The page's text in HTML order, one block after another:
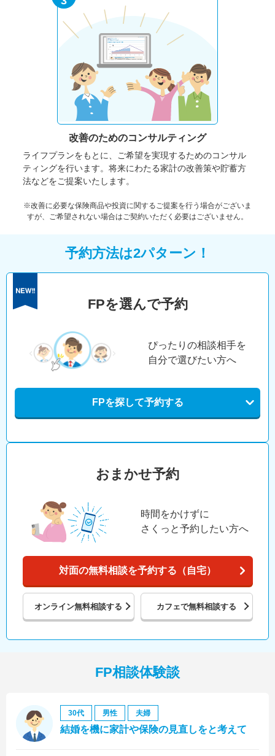
改善のためのコンサルティング
ライフプランをもとに、ご希望を実現するためのコンサル
ティングを行います。将来にわたる家計の改善策や貯蓄方
法などをご提案いたします。
※改善に必要な保険商品や投資に関するご提案を行う場合がございま
すが、ご希望されない場合はご契約いただく必要はございません。
予約方法は2パターン！
FPを選んで予約
ぴったりの相談相手を
自分で選びたい方へ
FPを探して予約する
おまかせ予約
時間をかけずに
さくっと予約したい方へ
対面の無料相談を予約する（自宅）
オンライン無料相談する カフェで無料相談する
FP相談体験談
30代 男性 夫婦
結婚を機に家計や保険の見直しをと考えて